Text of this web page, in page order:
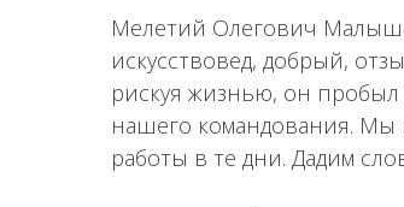
Мелетий Олегович
искусствовед, добрый,
рискуя жизнью, он
нашего командования. Мы
работы в те дни. Дадим